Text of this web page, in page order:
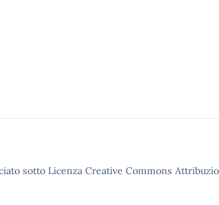
sotto Licenza Creative Commons